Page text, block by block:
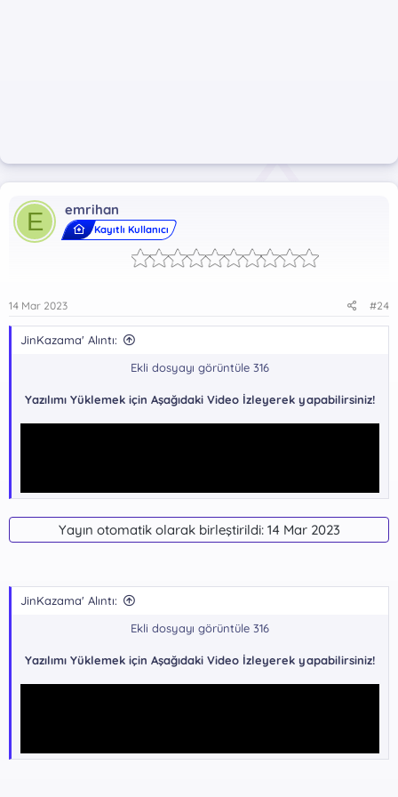
E emrihan
Kayıtlı Kullanıcı
14 Mar 2023 #24
JinKazama' Alıntı:
Ekli dosyayı görüntüle 316
Yazılımı Yüklemek için Aşağıdaki Video İzleyerek yapabilirsiniz!
GoogleDrive -Kalıcı indirme
Dosya Şifresi:
Yayın otomatik olarak birleştirildi: 14 Mar 2023
JinKazama' Alıntı:
Ekli dosyayı görüntüle 316
Yazılımı Yüklemek için Aşağıdaki Video İzleyerek yapabilirsiniz!